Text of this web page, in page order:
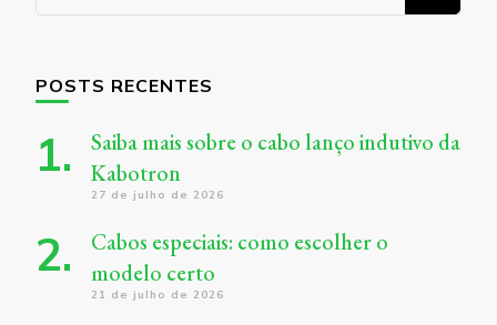
POSTS RECENTES
Saiba mais sobre o cabo lanço indutivo da
Kabotron
27 de julho de 2026
Cabos especiais: como escolher o
modelo certo
21 de julho de 2026